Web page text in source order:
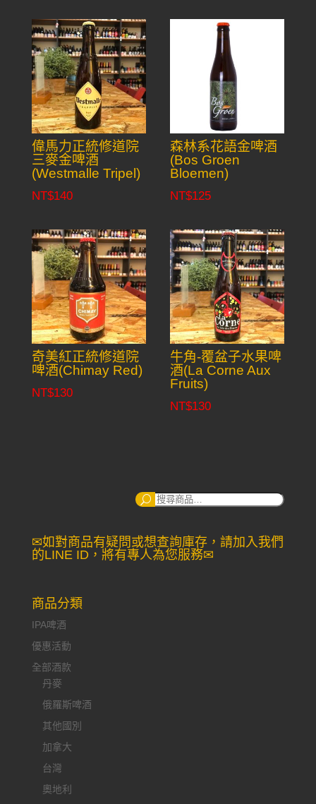
偉馬力正統修道院
三麥金啤酒
(Westmalle Tripel)
NT$140
森林系花語金啤酒
(Bos Groen
Bloemen)
NT$125
奇美紅正統修道院
啤酒(Chimay Red)
NT$130
牛角-覆盆子水果啤
酒(La Corne Aux
Fruits)
NT$130
搜
✉如對商品有疑問或想查詢庫存，請加入我們
的LINE ID，將有專人為您服務✉
商品分類
IPA啤酒
優惠活動
全部酒款
丹麥
俄羅斯啤酒
其他國別
加拿大
台灣
奧地利